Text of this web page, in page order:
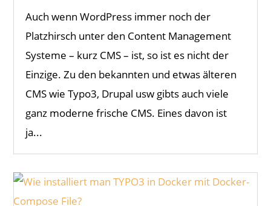
Auch wenn WordPress immer noch der
Platzhirsch unter den Content Management
Systeme – kurz CMS – ist, so ist es nicht der
Einzige. Zu den bekannten und etwas älteren
CMS wie Typo3, Drupal usw gibts auch viele
ganz moderne frische CMS. Eines davon ist
ja...